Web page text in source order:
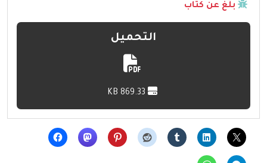
بلّغ عن كتاب
التحميل